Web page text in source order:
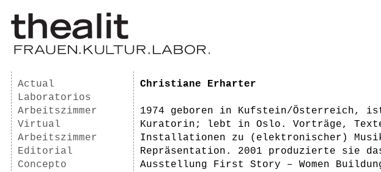
Actual
Laboratorios
Arbeitszimmer
Virtual
Arbeitszimmer
Editorial
Concepto
Christiane Erharter
1974 geboren in Kufstein/Österreich,
Kuratorin; lebt in Oslo. Vorträge, Texte,
Installationen zu (elektronischer)
Repräsentation. 2001 produzierte sie
Ausstellung First Story – Women